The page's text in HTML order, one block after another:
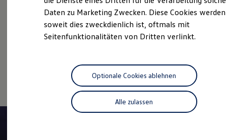
R-Modelle
Driving Experience
Volkswagen entdecken
Lifestyle Shop
T-Roc Kollektion
Golf Kollektion
ID. Kollektion
Volkswagen Kollektion
R-Kollektion
Gebrauchtwagen
Service
Volkswagen Economy
Online-Fahrzeugbewertung
Daten zu Marketing Zwecken. Diese Cookies
soweit dies zweckdienlich ist, oftmals mit
Seitenfunktionalitäten von Dritten verlinkt.
Alle zulassen
Optionale Cookies ablehnen